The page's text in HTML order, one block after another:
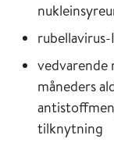
vedvarende
måneders
tilknytning